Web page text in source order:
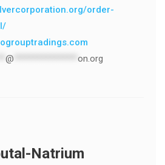
order-
@ on.org
Natrium